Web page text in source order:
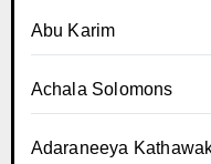
Abu Karim
Achala Solomons
Adaraneeya